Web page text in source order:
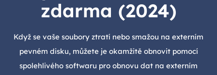
zdarma (2024)
Když se vaše soubory ztratí nebo smažou na externím
pevném disku, můžete je okamžitě obnovit pomocí
spolehlivého softwaru pro obnovu dat na externím